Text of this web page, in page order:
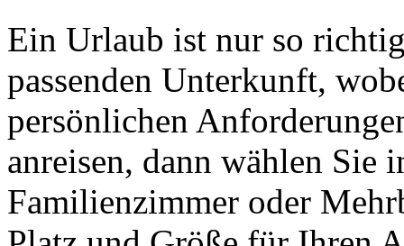
Ein Urlaub ist nur so
passenden Unterkunft,
persönlichen
anreisen, dann wählen Sie
Familienzimmer oder